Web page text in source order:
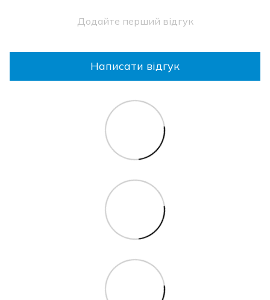
Додайте перший відгук
Написати відгук